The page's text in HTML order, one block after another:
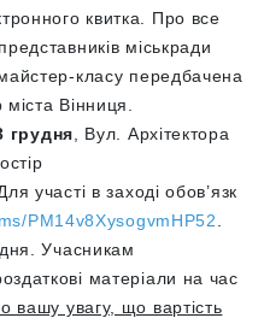
квитка. Про все
міськради
класу передбачена
Вінниця.
грудня , Вул. Архітектора
участі в заході обов’язк
PM14v8XysogvmHP52
Учасникам
матеріали на час
вашу увагу, що вартість